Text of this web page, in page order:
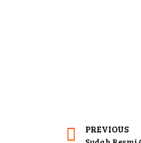
PREVIOUS